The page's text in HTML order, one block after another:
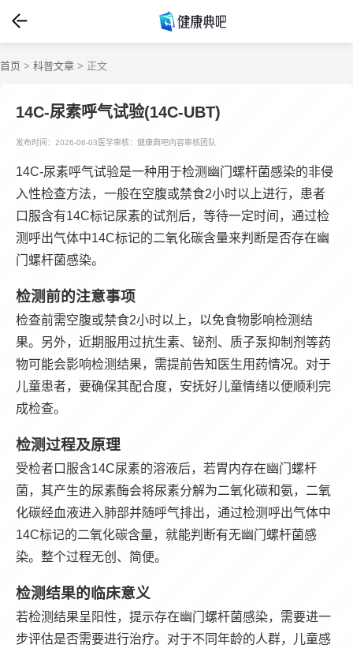
首页 > 科普文章 > 正文
14C-尿素呼气试验(14C-UBT)
发布时间：2026-06-03 医学审核：健康典吧内容审核团队
14C-尿素呼气试验是一种用于检测幽门螺杆菌感染的非侵
入性检查方法，一般在空腹或禁食2小时以上进行，患者
口服含有14C标记尿素的试剂后，等待一定时间，通过检
测呼出气体中14C标记的二氧化碳含量来判断是否存在幽
门螺杆菌感染。
检测前的注意事项
检查前需空腹或禁食2小时以上，以免食物影响检测结
果。另外，近期服用过抗生素、铋剂、质子泵抑制剂等药
物可能会影响检测结果，需提前告知医生用药情况。对于
儿童患者，要确保其配合度，安抚好儿童情绪以便顺利完
成检查。
检测过程及原理
受检者口服含14C尿素的溶液后，若胃内存在幽门螺杆
菌，其产生的尿素酶会将尿素分解为二氧化碳和氨，二氧
化碳经血液进入肺部并随呼气排出，通过检测呼出气体中
14C标记的二氧化碳含量，就能判断有无幽门螺杆菌感
染。整个过程无创、简便。
检测结果的临床意义
若检测结果呈阳性，提示存在幽门螺杆菌感染，需要进一
步评估是否需要进行治疗。对于不同年龄的人群，儿童感